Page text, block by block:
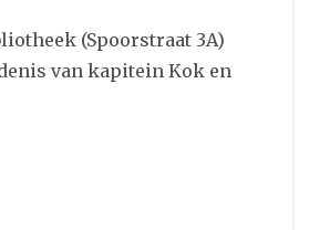
(Spoorstraat 3A)
van kapitein Kok en